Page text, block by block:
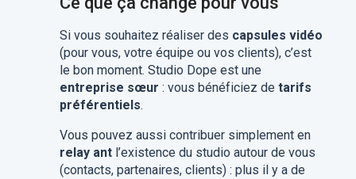
Si vous souhaitez réaliser des capsules vidéo
(pour vous, votre équipe ou vos clients), c’est
le bon moment. Studio Dope est une
entreprise sœur : vous bénéficiez de tarifs
préférentiels.
Vous pouvez aussi contribuer simplement en
relay antl’existence du studio autour de vous
(contacts, partenaires, clients) : plus il y a de